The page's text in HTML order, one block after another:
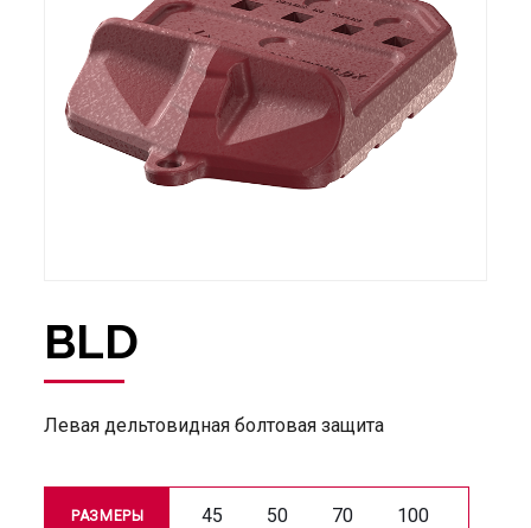
BLD
Левая дельтовидная болтовая защита
РАЗМЕРЫ 45 50 70 100